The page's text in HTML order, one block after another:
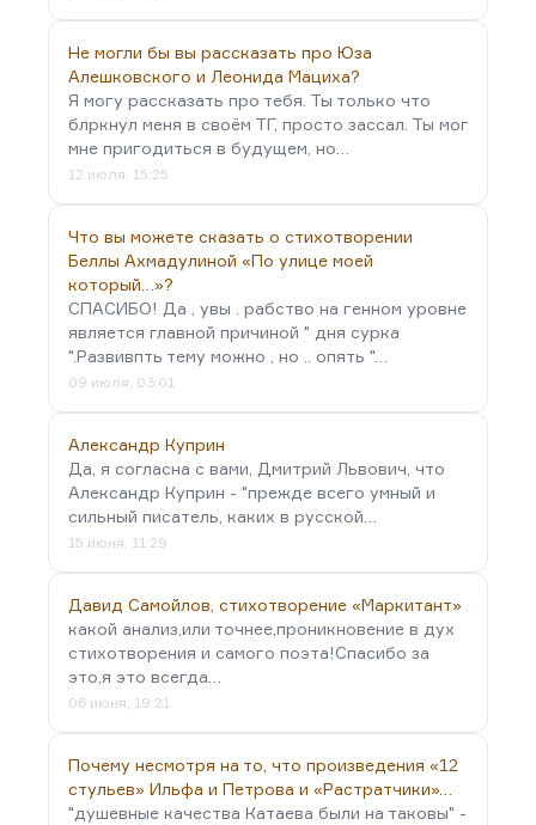
Не могли бы вы рассказать про Юза
Алешковского и Леонида Мациха?
Я могу рассказать про тебя. Ты только что
блркнул меня в своём ТГ, просто зассал. Ты мог
мне пригодиться в будущем, но…
12 июля, 15:25
Что вы можете сказать о стихотворении
Беллы Ахмадулиной «По улице моей
который…»?
СПАСИБО! Да , увы . рабство на генном уровне
является главной причиной " дня сурка
".Развивпть тему можно , но .. опять "…
09 июля, 03:01
Александр Куприн
Да, я согласна с вами, Дмитрий Львович, что
Александр Куприн - "прежде всего умный и
сильный писатель, каких в русской…
15 июня, 11:29
Давид Самойлов, стихотворение «Маркитант»
какой анализ,или точнее,проникновение в дух
стихотворения и самого поэта!Спасибо за
это,я это всегда…
06 июня, 19:21
Почему несмотря на то, что произведения «12
стульев» Ильфа и Петрова и «Растратчики»…
"душевные качества Катаева были на таковы" -